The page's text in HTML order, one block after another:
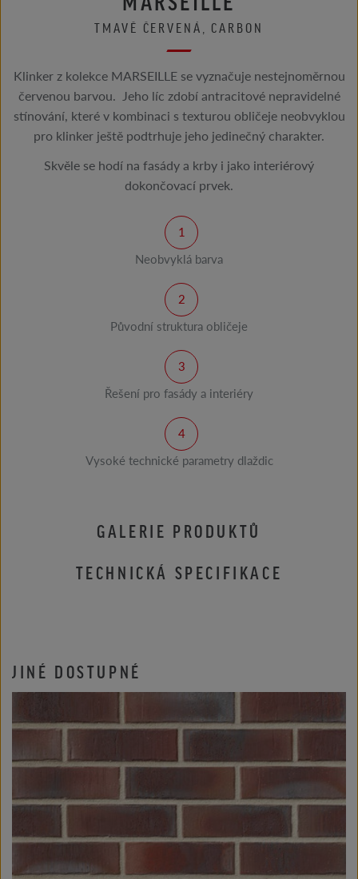
TMAVĚ ČERVENÁ, CARBON
Klinker z kolekce MARSEILLE se vyznačuje nestejnoměrnou
červenou barvou. Jeho líc ​​zdobí antracitové nepravidelné
stínování, které v kombinaci s texturou obličeje neobvyklou
pro klinker ještě podtrhuje jeho jedinečný charakter.
Skvěle se hodí na fasády a krby i jako interiérový
dokončovací prvek.
Neobvyklá barva
Původní struktura obličeje
Řešení pro fasády a interiéry
Vysoké technické parametry dlaždic
GALERIE PRODUKTŮ
TECHNICKÁ SPECIFIKACE
JINÉ DOSTUPNÉ